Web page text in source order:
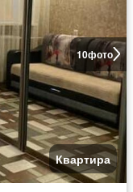
10фото
Квартира